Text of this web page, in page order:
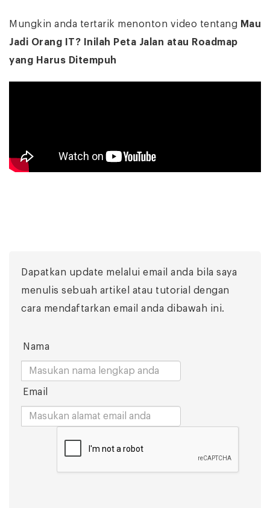
Mungkin anda tertarik menonton video tentang Mau
Jadi Orang IT? Inilah Peta Jalan atau Roadmap
yang Harus Ditempuh
Dapatkan update melalui email anda bila saya
menulis sebuah artikel atau tutorial dengan
cara mendaftarkan email anda dibawah ini.
Nama
Email